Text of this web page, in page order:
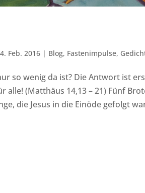
Feb. 2016 | Blog, Fastenimpulse,
so wenig da ist? Die Antwort ist
alle! (Matthäus 14,13 – 21) Fünf
die Jesus in die Einöde gefolgt